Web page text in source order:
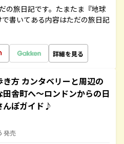
の旅日記です。たまたま『地球
書いてある内容はただの旅日記
詳細を見る
き方 カンタベリーと周辺の
田舎町へ～ロンドンからの日
んぽガイド♪
発売